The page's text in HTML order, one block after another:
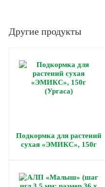
Другие продукты
Подкормка для растений
сухая «ЭМИКС», 150г